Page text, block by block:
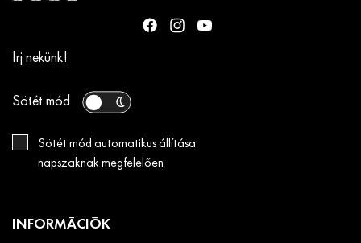
Írj nekünk!
Sötét mód
Sötét mód automatikus állítása
napszaknak megfelelően
INFORMÁCIÓK